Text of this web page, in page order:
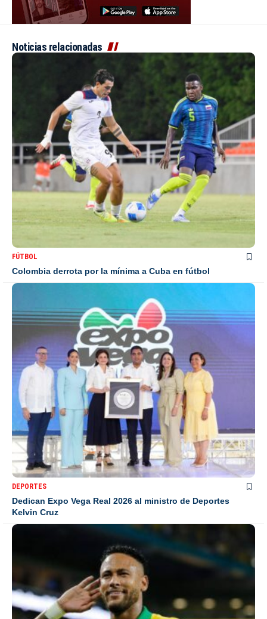
Noticias relacionadas
FÚTBOL
Colombia derrota por la mínima a Cuba en fútbol
DEPORTES
Dedican Expo Vega Real 2026 al ministro de Deportes
Kelvin Cruz